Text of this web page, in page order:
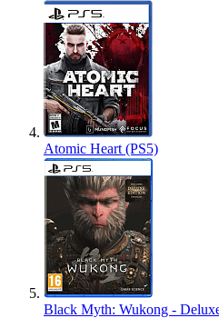
Atomic Heart (PS5)
Black Myth: Wukong -